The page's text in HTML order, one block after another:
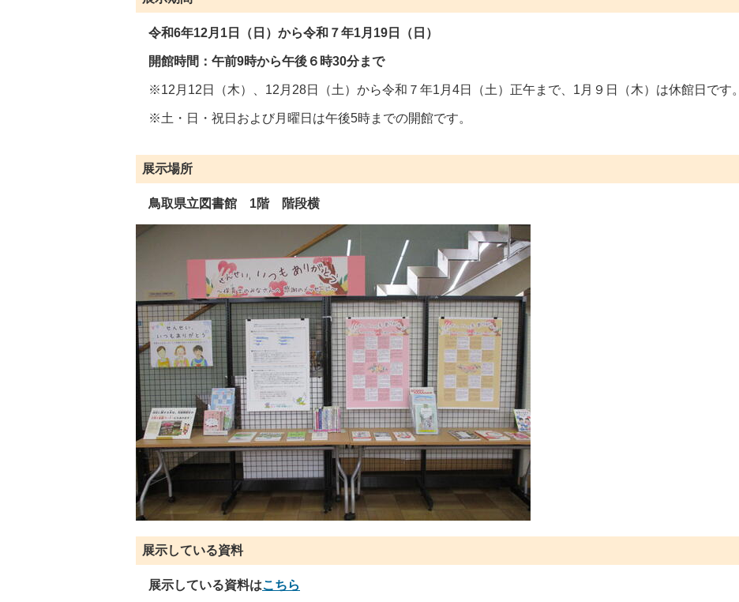
令和6年12月1日（日）から令和７年1月19日（日）
開館時間：午前9時から午後６時30分まで
※12月12日（木）、12月28日（土）から令和７年1月4日（土）正午まで、1月９日（木）は休館日です。
※土・日・祝日および月曜日は午後5時までの開館です。
展示場所
鳥取県立図書館 1階 階段横
展示している資料
展示している資料はこちら